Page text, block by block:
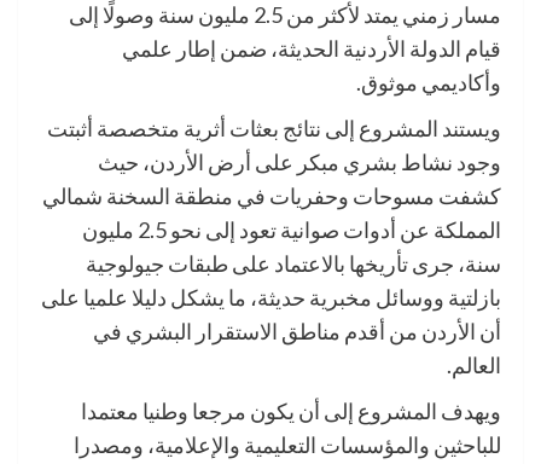
مسار زمني يمتد لأكثر من 2.5 مليون سنة وصولًا إلى
قيام الدولة الأردنية الحديثة، ضمن إطار علمي
وأكاديمي موثوق.
ويستند المشروع إلى نتائج بعثات أثرية متخصصة أثبتت
وجود نشاط بشري مبكر على أرض الأردن، حيث
كشفت مسوحات وحفريات في منطقة السخنة شمالي
المملكة عن أدوات صوانية تعود إلى نحو 2.5 مليون
سنة، جرى تأريخها بالاعتماد على طبقات جيولوجية
بازلتية ووسائل مخبرية حديثة، ما يشكل دليلا علميا على
أن الأردن من أقدم مناطق الاستقرار البشري في
العالم.
ويهدف المشروع إلى أن يكون مرجعا وطنيا معتمدا
للباحثين والمؤسسات التعليمية والإعلامية، ومصدرا